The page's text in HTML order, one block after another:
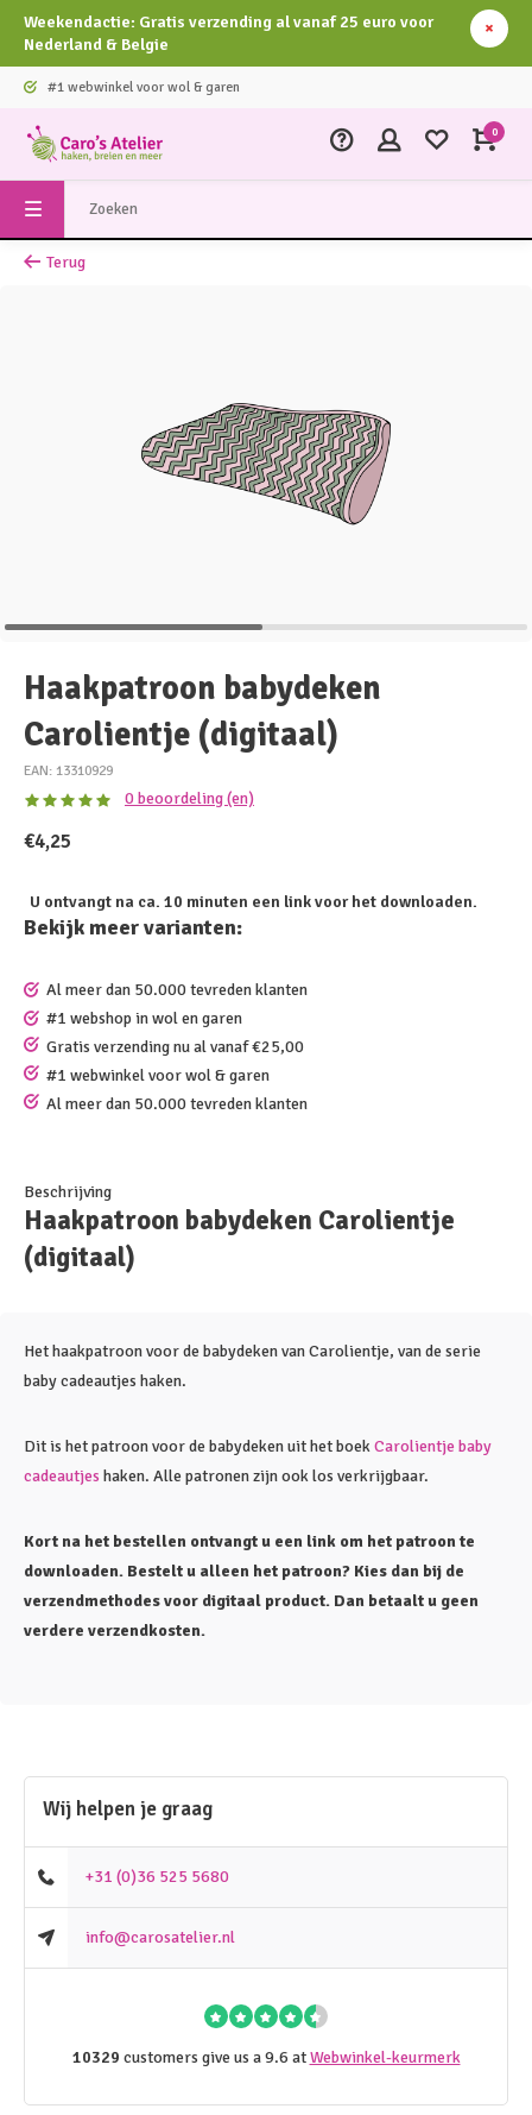
Weekendactie: Gratis verzending al vanaf 25 euro voor
Nederland & Belgie
#1 webwinkel voor wol & garen
0
Terug
Haakpatroon babydeken
Carolientje (digitaal)
EAN: 13310929
0 beoordeling (en)
€4,25
U ontvangt na ca. 10 minuten een link voor het downloaden.
Bekijk meer varianten:
Al meer dan 50.000 tevreden klanten
#1 webshop in wol en garen
Gratis verzending nu al vanaf €25,00
#1 webwinkel voor wol & garen
Al meer dan 50.000 tevreden klanten
Beschrijving
Haakpatroon babydeken Carolientje
(digitaal)
Het haakpatroon voor de babydeken van Carolientje, van de serie
baby cadeautjes haken.
Dit is het patroon voor de babydeken uit het boekCarolientje baby
cadeautjes haken. Alle patronen zijn ook los verkrijgbaar.
Kort na het bestellen ontvangt u een link om het patroon te
downloaden. Bestelt u alleen het patroon? Kies dan bij de
verzendmethodes voor digitaal product. Dan betaalt u geen
verdere verzendkosten.
Wij helpen je graag
+31 (0)36 525 5680
info@carosatelier.nl
10329 customers give us a 9.6 atWebwinkel-keurmerk